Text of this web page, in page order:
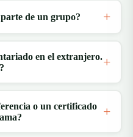
de un grupo?
en el extranjero.
o un certificado